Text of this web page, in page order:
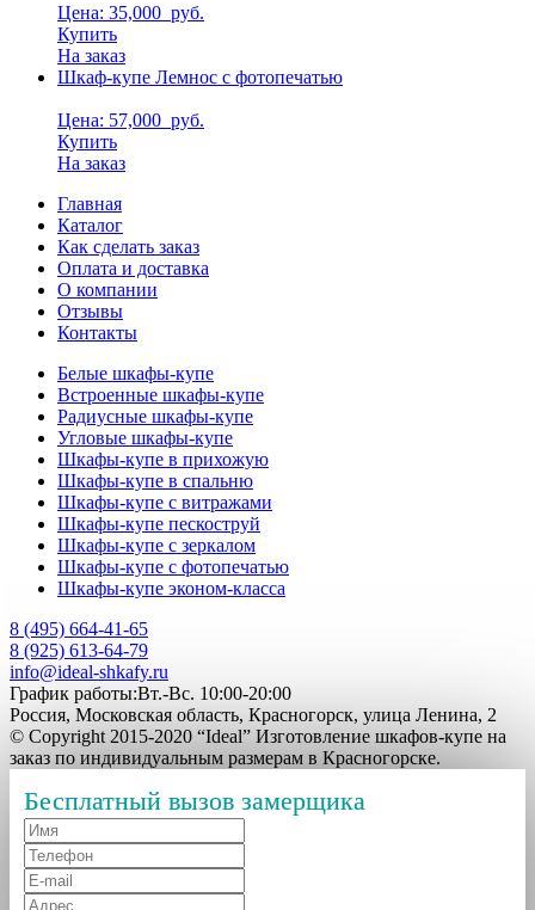
Цена: 35,000 руб.
Купить
На заказ
Шкаф-купе Лемнос с фотопечатью
Цена: 57,000 руб.
Купить
На заказ
Главная
Каталог
Как сделать заказ
Оплата и доставка
О компании
Отзывы
Контакты
Белые шкафы-купе
Встроенные шкафы-купе
Радиусные шкафы-купе
Угловые шкафы-купе
Шкафы-купе в прихожую
Шкафы-купе в спальню
Шкафы-купе с витражами
Шкафы-купе пескоструй
Шкафы-купе с зеркалом
Шкафы-купе с фотопечатью
Шкафы-купе эконом-класса
8 (495) 664-41-65
8 (925) 613-64-79
info@ideal-shkafy.ru
График работы:Вт.-Вс. 10:00-20:00
Россия, Московская область, Красногорск, улица Ленина, 2
© Copyright 2015-2020 “Ideal” Изготовление шкафов-купе на
заказ по индивидуальным размерам в Красногорске.
Бесплатный вызов замерщика